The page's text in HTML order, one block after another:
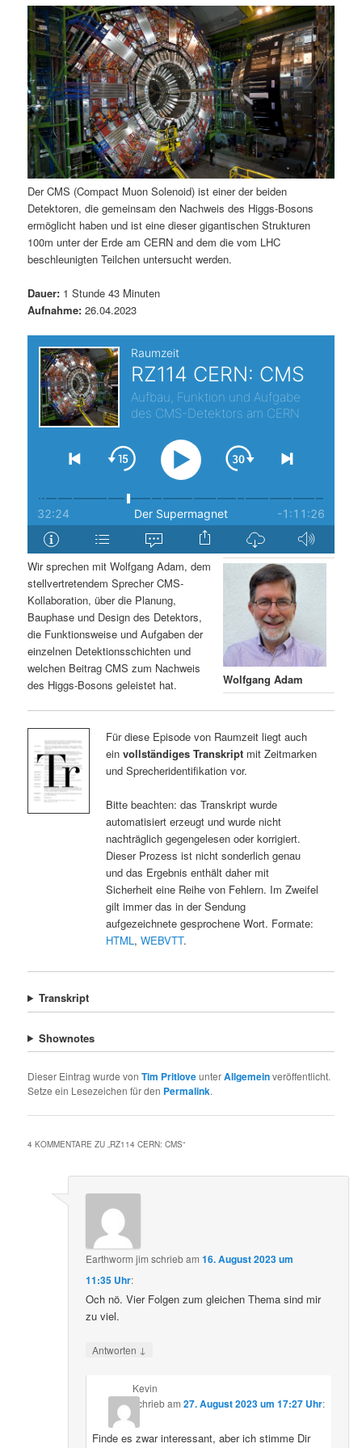
ä
r
e
n
I
n
h
l
t
s
p
n
g
e
n
n
d
ä
r
e
n
I
h
a
l
t
r
i
n
g
e
n
a
v
i
g
a
t
i
o
n
Der CMS (Compact Muon Solenoid) ist einer der beiden
Detektoren, die gemeinsam den Nachweis des Higgs-Bosons
ermöglicht haben und ist eine dieser gigantischen Strukturen
100m unter der Erde am CERN and dem die vom LHC
beschleunigten Teilchen untersucht werden.
Dauer: 1 Stunde 43 Minuten
Aufnahme: 26.04.2023
Wolfgang Adam
Wir sprechen mit Wolfgang Adam, dem
stellvertretendem Sprecher CMS-
Kollaboration, über die Planung,
Bauphase und Design des Detektors,
die Funktionsweise und Aufgaben der
einzelnen Detektionsschichten und
welchen Beitrag CMS zum Nachweis
des Higgs-Bosons geleistet hat.
Für diese Episode von Raumzeit liegt auch
ein vollständiges Transkriptmit Zeitmarken
und Sprecheridentifikation vor.
Bitte beachten: das Transkript wurde
automatisiert erzeugt und wurde nicht
nachträglich gegengelesen oder korrigiert.
Dieser Prozess ist nicht sonderlich genau
und das Ergebnis enthält daher mit
Sicherheit eine Reihe von Fehlern. Im Zweifel
gilt immer das in der Sendung
aufgezeichnete gesprochene Wort. Formate:
HTML, WEBVTT.
Transkript
Shownotes
Dieser Eintrag wurde vonTim PritloveunterAllgemeinveröffentlicht.
Setze ein Lesezeichen für den Permalink.
4 KOMMENTARE ZU „ RZ114 CERN: CMS“
Earthworm jim schriebam16. August 2023 um
11:35 Uhr:
Och nö. Vier Folgen zum gleichen Thema sind mir
zu viel.
Antworten ↓
Kevin
schriebam 27. August 2023 um 17:27 Uhr:
Finde es zwar interessant, aber ich stimme Dir